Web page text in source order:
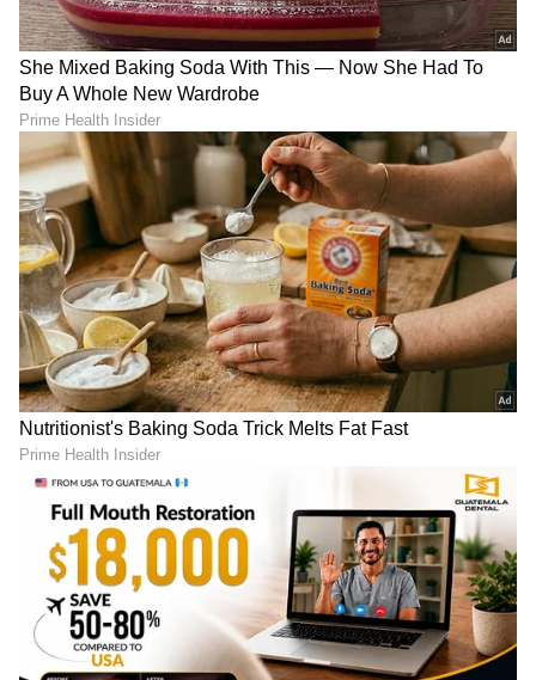
ಕರ್ನಾಟಕ, ಭಾರತ (India News) ಮತ್ತು ಜಗತ್ತಿನ
ಕ್ಷಣಕ್ಷಣದ ಕನ್ನಡ ಸುದ್ದಿ (Kannada News)
ಅಪ್ಡೇಟ್‌ಗಳಿಗಾಗಿ ಏಷ್ಯಾನೆಟ್ ಸುವರ್ಣ ನ್ಯೂಸ್‌ ಫಾಲೋ
ಮಾಡಿ. ಬ್ರೇಕಿಂಗ್ ಸುದ್ದಿ (Latest Kannada News),
ವಿಶೇಷ ವರದಿಗಳು ಮತ್ತು ನೇರ ಪ್ರಸಾರಗಳೊಂದಿಗೆ
(kannada news live
) ಸಂಪೂರ್ಣ ಮಾಹಿತಿ ಒಂದೇ
ಕ್ಲಿಕ್‌ನಲ್ಲಿ ಲಭ್ಯ. ಏಷ್ಯಾನೆಟ್ ಸುವರ್ಣ ನ್ಯೂಸ್ ಅಧಿಕೃತ
ಆ್ಯಪ್ ಡೌನ್‌ಲೋಡ್ ಮಾಡಿ ಹಾಗು ಎಲ್ಲಾ ಅಪ್‌ಡೇಟ್
ಗಳನ್ನು ಪಡೆಯಿರಿ
ABOUT THE AUTHOR
SK Sathish Kumar KH